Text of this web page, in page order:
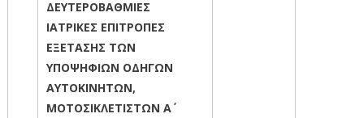
ΔΕΥΤΕΡΟΒΑΘΜΙΕΣ
ΙΑΤΡΙΚΕΣ ΕΠΙΤΡΟΠΕΣ
ΕΞΕΤΑΣΗΣ ΤΩΝ
ΥΠΟΨΗΦΙΩΝ ΟΔΗΓΩΝ
ΑΥΤΟΚΙΝΗΤΩΝ,
ΜΟΤΟΣΙΚΛΕΤΙΣΤΩΝ Α΄